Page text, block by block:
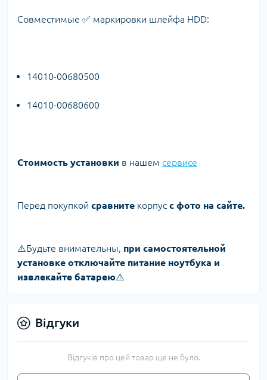
Совместимые ✅ маркировки шлейфа HDD:
14010-00680500
14010-00680600
Стоимость установки в нашем сервисе
Перед покупкой сравните корпус с фото на сайте.
⚠️Будьте внимательны, при самостоятельной
установке отключайте питание ноутбука и
извлекайте батарею⚠️
Відгуки
Відгуків про цей товар ще не було.